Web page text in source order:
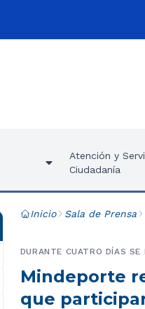
Atención y
Ciudadanía
Inicio Sala de Prensa
Mindeporte
que
DURANTE CUATRO DÍAS